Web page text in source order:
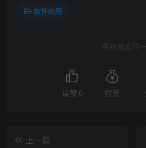
软件应用
喜欢就支持
点赞 0 打赏
上一篇